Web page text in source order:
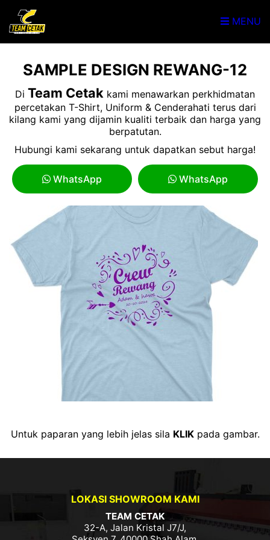
MENU
SAMPLE DESIGN REWANG-12
Di Team Cetak kami menawarkan perkhidmatan
percetakan T-Shirt, Uniform & Cenderahati terus dari
kilang kami yang dijamin kualiti terbaik dan harga yang
berpatutan.
Hubungi kami sekarang untuk dapatkan sebut harga!
WhatsApp WhatsApp
Untuk paparan yang lebih jelas sila KLIKpada gambar.
LOKASI SHOWROOM KAMI
TEAM CETAK
32-A, Jalan Kristal J7/J,